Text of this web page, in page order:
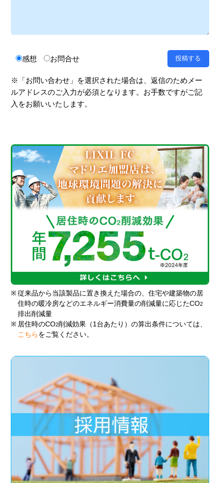
感想 お問合せ
※「お問い合わせ」を選択された場合は、返信のためメー
ルアドレスのご入力が必須となります。お手数ですがご記
入をお願いいたします。
※ 従来品から当該製品に置き換えた場合の、住宅や建築物の居
住時の暖冷房などのエネルギー消費量の削減量に応じたCO2
排出削減量
※ 居住時のCO2削減効果（1台あたり）の算出条件については、
こちら をご覧ください。